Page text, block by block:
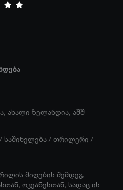
, ახალი ზელანდია, აშშ
საშინელება/ თრილერი /
მიღების შემდეგ,
ოკეანესთან, სადაც ის